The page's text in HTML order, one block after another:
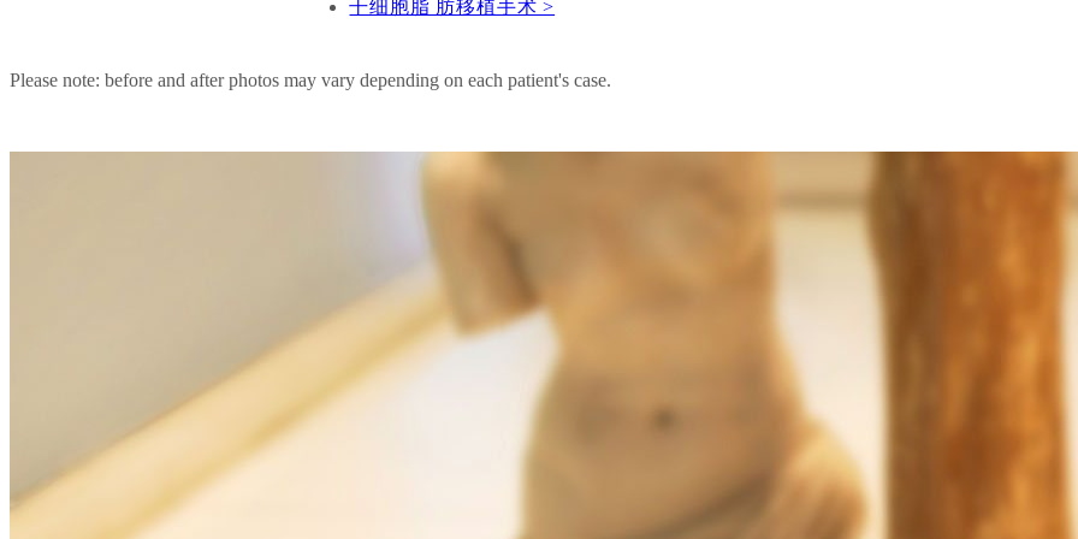
干细胞脂 肪移植手术 >
Please note: before and after photos may vary depending on each patient's case.